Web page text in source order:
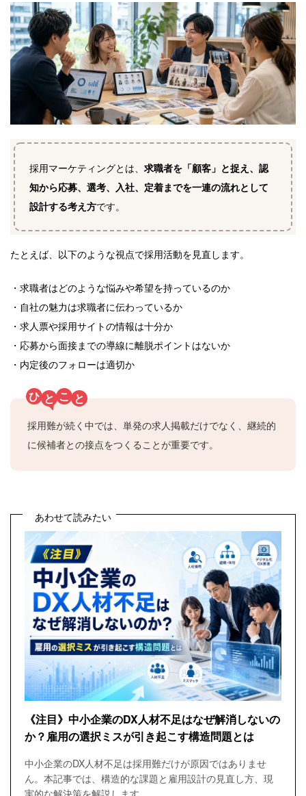
採用マーケティングとは、 求職者を「顧客」と捉え、認
知から応募、選考、入社、定着までを一連の流れとして
設計する考え方です。
たとえば、以下のような視点で採用活動を見直します。
・求職者はどのような悩みや希望を持っているのか
・自社の魅力は求職者に伝わっているか
・求人票や採用サイトの情報は十分か
・応募から面接までの導線に離脱ポイントはないか
・内定後のフォローは適切か
ひ と こ と
採用難が続く中では、単発の求人掲載だけでなく、継続的
に候補者との接点をつくることが重要です。
あわせて読みたい
《注目》中小企業のDX人材不足はなぜ解消しないの
か？雇用の選択ミスが引き起こす構造問題とは
中小企業のDX人材不足は採用難だけが原因ではありませ
ん。本記事では、構造的な課題と雇用設計の見直し方、現
実的な解決策を解説します。